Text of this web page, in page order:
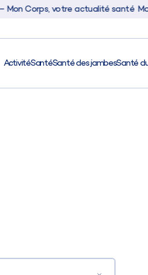
Corps, votre actualité santé Ma
ActivitéSantéSanté des jambesSanté